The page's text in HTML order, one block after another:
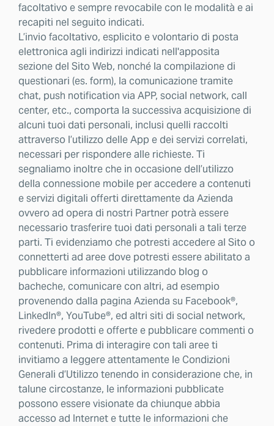
facoltativo e sempre revocabile con le modalità e ai
recapiti nel seguito indicati.
L’invio facoltativo, esplicito e volontario di posta
elettronica agli indirizzi indicati nell'apposita
sezione del Sito Web, nonché la compilazione di
questionari (es. form), la comunicazione tramite
chat, push notification via APP, social network, call
center, etc., comporta la successiva acquisizione di
alcuni tuoi dati personali, inclusi quelli raccolti
attraverso l’utilizzo delle App e dei servizi correlati,
necessari per rispondere alle richieste. Ti
segnaliamo inoltre che in occasione dell’utilizzo
della connessione mobile per accedere a contenuti
e servizi digitali offerti direttamente da Azienda
ovvero ad opera di nostri Partner potrà essere
necessario trasferire tuoi dati personali a tali terze
parti. Ti evidenziamo che potresti accedere al Sito o
connetterti ad aree dove potresti essere abilitato a
pubblicare informazioni utilizzando blog o
bacheche, comunicare con altri, ad esempio
provenendo dalla pagina Azienda su Facebook®,
LinkedIn®, YouTube®, ed altri siti di social network,
rivedere prodotti e offerte e pubblicare commenti o
contenuti. Prima di interagire con tali aree ti
invitiamo a leggere attentamente le Condizioni
Generali d’Utilizzo tenendo in considerazione che, in
talune circostanze, le informazioni pubblicate
possono essere visionate da chiunque abbia
accesso ad Internet e tutte le informazioni che